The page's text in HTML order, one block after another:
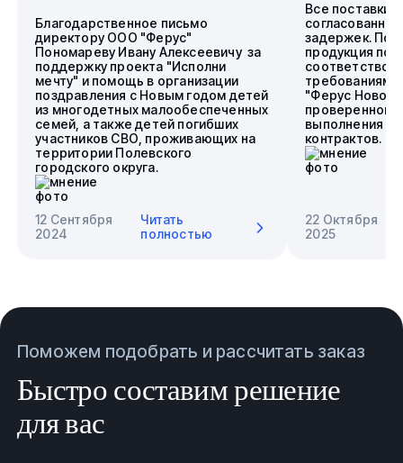
Благодарственное письмо
директору ООО "Ферус"
Пономареву Ивану Алексеевичу за
поддержку проекта "Исполни
мечту" и помощь в организации
поздравления с Новым годом детей
из многодетных малообеспеченных
семей, а также детей погибших
участников СВО, проживающих на
территории Полевского
городского округа.
12 Сентября
2024
Читать
полностью
Все поставки
задержек.
продукция
требованиям.
"Ферус
проверенного
выполнения
контрактов.
22 Октября
2025
Поможем подобрать и рассчитать заказ
Быстро составим решение
для вас